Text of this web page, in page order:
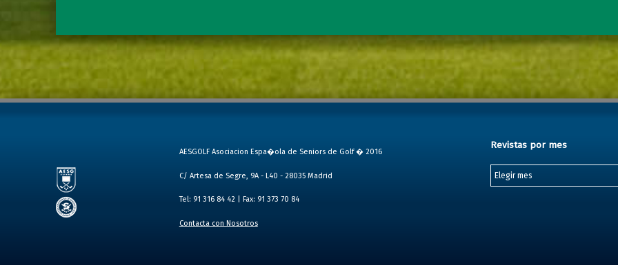
Revistas por mes
Revistas por mes
AESGOLF Asociacion Espa�ola de Seniors de Golf � 2016
C/ Artesa de Segre, 9A - L40 - 28035 Madrid
Tel: 91 316 84 42 | Fax: 91 373 70 84
Contacta con Nosotros